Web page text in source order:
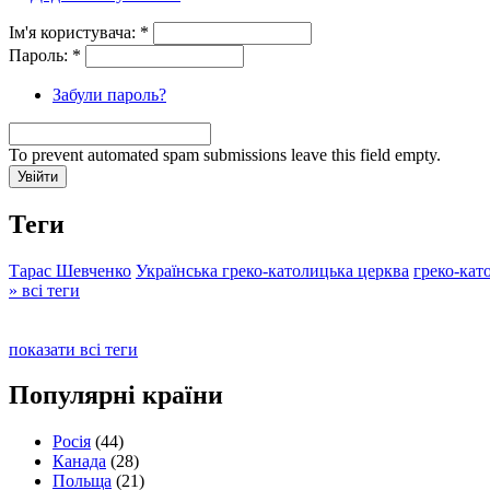
Ім'я користувача: *
Пароль: *
Забули пароль?
To prevent automated spam submissions leave this field empty.
Теги
Тарас Шевченко Українська греко-католицька церква греко-
» всі теги
показати всі теги
Популярні країни
Росія (44)
Канада (28)
Польща (21)